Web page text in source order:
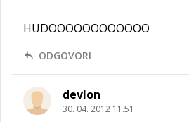
HUDOOOOOOOOOOOO
ODGOVORI
devlon
30. 04. 2012 11.51